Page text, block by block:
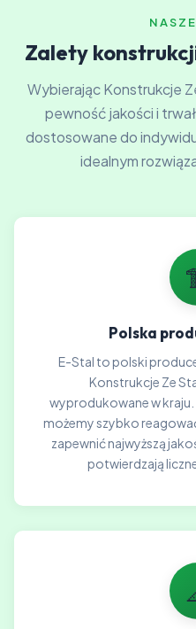
Zalety
Wybierając Konstrukcje
pewność jakości i
dostosowane do
idealnym
Polska
E-Stal to polski
Konstrukcje Ze
wyprodukowane w
możemy szybko
zapewnić najwyższą
potwierdzają